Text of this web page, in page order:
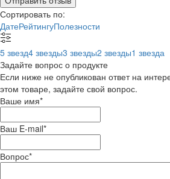
Сортировать по:
ДатеРейтингуПолезности
5 звезд4 звезды3 звезды2 звезды1 звезда
Задайте вопрос о продукте
Если ниже не опубликован ответ на
этом товаре, задайте свой вопрос.
Ваше имя*
Ваш E-mail*
Вопрос*